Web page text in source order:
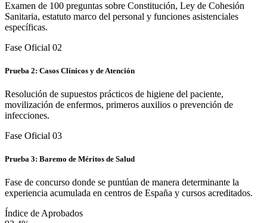
Examen de 100 preguntas sobre Constitución, Ley de Cohesión
Sanitaria, estatuto marco del personal y funciones asistenciales
específicas.
Fase Oficial 02
Prueba 2: Casos Clínicos y de Atención
Resolución de supuestos prácticos de higiene del paciente,
movilización de enfermos, primeros auxilios o prevención de
infecciones.
Fase Oficial 03
Prueba 3: Baremo de Méritos de Salud
Fase de concurso donde se puntúan de manera determinante la
experiencia acumulada en centros de España y cursos acreditados.
Índice de Aprobados